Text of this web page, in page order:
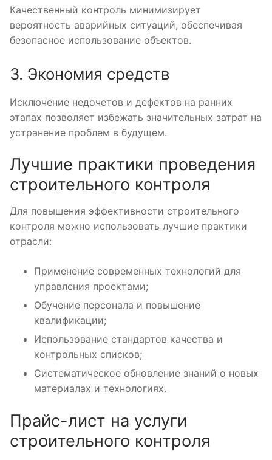
Качественный контроль минимизирует
вероятность аварийных ситуаций, обеспечивая
безопасное использование объектов.
3. Экономия средств
Исключение недочетов и дефектов на ранних
этапах позволяет избежать значительных затрат на
устранение проблем в будущем.
Лучшие практики проведения
строительного контроля
Для повышения эффективности строительного
контроля можно использовать лучшие практики
отрасли:
Применение современных технологий для
управления проектами;
Обучение персонала и повышение
квалификации;
Использование стандартов качества и
контрольных списков;
Систематическое обновление знаний о новых
материалах и технологиях.
Прайс-лист на услуги
строительного контроля